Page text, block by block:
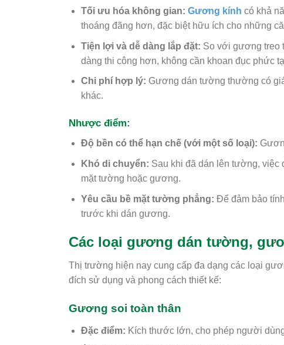
Tối ưu hóa không gian: Gương kính có khả
thoáng đãng hơn, đặc biệt hữu ích cho những
Tiện lợi và dễ dàng lắp đặt: So với gương treo
dàng thi công hơn, không cần khoan đục phức
Chi phí hợp lý: Gương dán tường thường có
khác.
Nhược điểm:
Độ bền có thể hạn chế (với một số loại):
Khó di chuyển: Sau khi đã dán lên tường, việc
mặt tường hoặc gương.
Yêu cầu bề mặt tường phẳng: Để đảm bảo
trước khi dán gương.
Các loại gương dán tường,
Thị trường hiện nay cung cấp đa dạng các loại
đích sử dụng và phong cách thiết kế:
Gương soi toàn thân
Đặc điểm: Kích thước lớn, cho phép người